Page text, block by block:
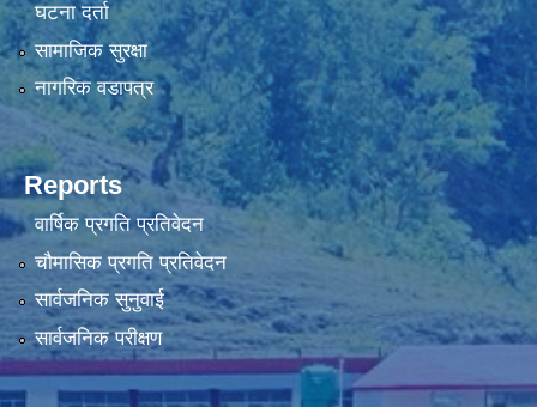
घटना दर्ता
सामाजिक सुरक्षा
नागरिक वडापत्र
Reports
वार्षिक प्रगति प्रतिवेदन
चौमासिक प्रगति प्रतिवेदन
सार्वजनिक सुनुवाई
सार्वजनिक परीक्षण